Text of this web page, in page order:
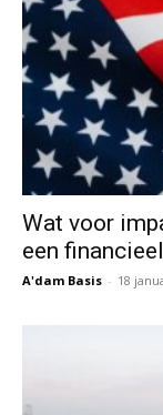
Wat voor
een
A'dam Basis - 18